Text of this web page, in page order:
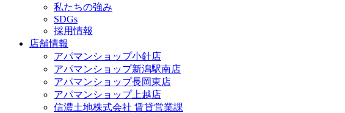
私たちの強み
SDGs
採用情報
店舗情報
アパマンショップ小針店
アパマンショップ新潟駅南店
アパマンショップ長岡東店
アパマンショップ上越店
信濃土地株式会社 賃貸営業課